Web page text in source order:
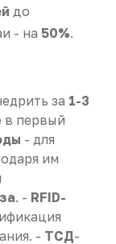
до
- на 50%.
за 1-3
в первый
- для
им
. - RFID-
- ТСД-